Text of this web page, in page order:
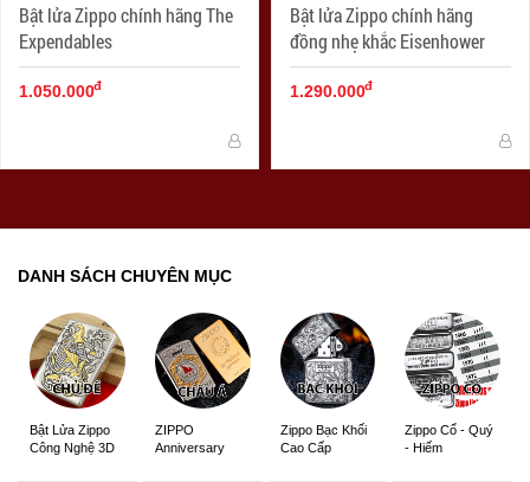
Bật lửa Zippo chính hãng The
Expendables
1.050.000đ
Bật lửa Zippo chính hãng
đồng nhẹ khắc Eisenhower
1.290.000đ
DANH SÁCH CHUYÊN MỤC
Bật Lửa Zippo
Công Nghệ 3D
ZIPPO
Anniversary
Zippo Bạc Khối
Cao Cấp
Zippo Cổ - Quý
- Hiếm